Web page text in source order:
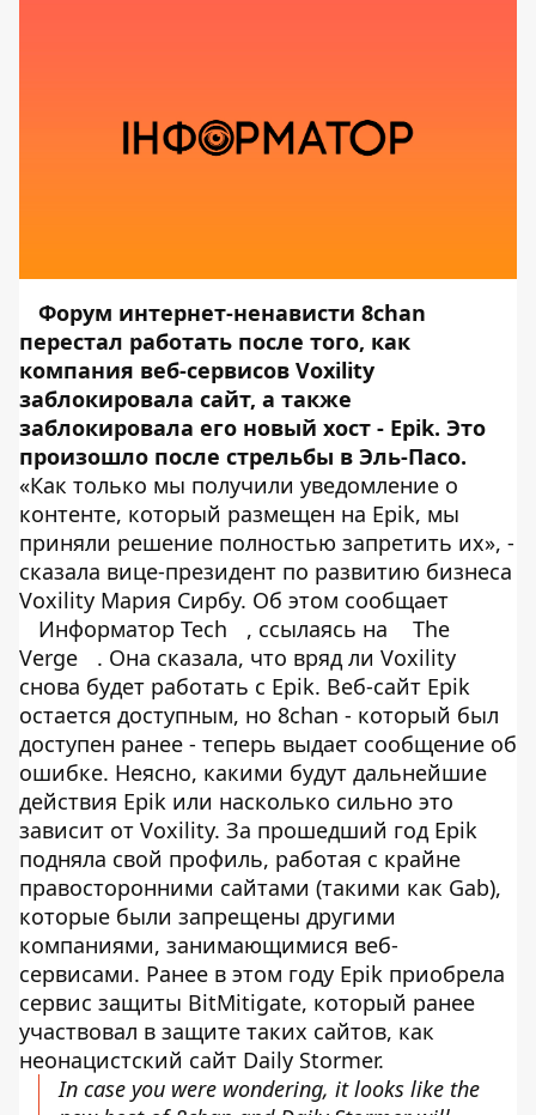
Форум интернет-ненависти 8chan
перестал работать после того, как
компания веб-сервисов Voxility
заблокировала сайт, а также
заблокировала его новый хост - Epik. Это
произошло после стрельбы в Эль-Пасо.
«Как только мы получили уведомление о
контенте, который размещен на Epik, мы
приняли решение полностью запретить их», -
сказала вице-президент по развитию бизнеса
Voxility Мария Сирбу. Об этом сообщает
Информатор Tech
, ссылаясь на
The
Verge
. Она сказала, что вряд ли Voxility
снова будет работать с Epik. Веб-сайт Epik
остается доступным, но 8chan - который был
доступен ранее - теперь выдает сообщение об
ошибке. Неясно, какими будут дальнейшие
действия Epik или насколько сильно это
зависит от Voxility. За прошедший год Epik
подняла свой профиль, работая с крайне
правосторонними сайтами (такими как Gab),
которые были запрещены другими
компаниями, занимающимися веб-
сервисами. Ранее в этом году Epik приобрела
сервис защиты BitMitigate, который ранее
участвовал в защите таких сайтов, как
неонацистский сайт Daily Stormer.
In case you were wondering, it looks like the